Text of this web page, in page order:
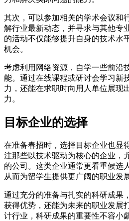
其次，可以参加相关的学术会议和
解行业最新动态，并寻求与其他专
的活动不仅能够提升自身的技术水
机会。
考虑利用网络资源，自学一些前沿
能。通过在线课程或研讨会学习新
力，还能在求职时向用人单位展现
力。
目标企业的选择
在准备春招时，选择目标企业也显
注那些以技术驱动为核心的企业，
的公司。这类企业通常更看重候选
从而为留学生提供更广阔的职业发
通过充分的准备与扎实的科研成果
获得优势，还能为未来的职业发展
计行业，科研成果的重要性不容小